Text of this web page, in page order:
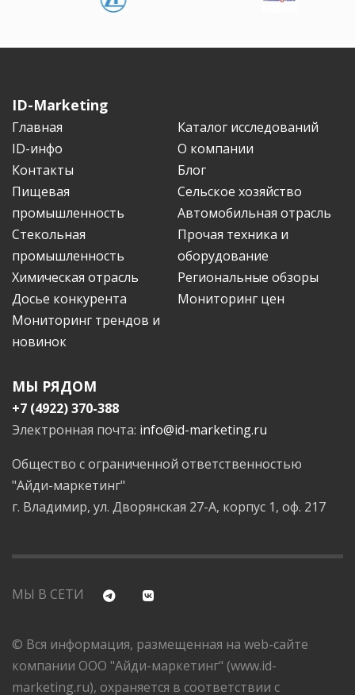
ID-Marketing
Главная
Каталог исследований
ID-инфо
О компании
Контакты
Блог
Пищевая
промышленность
Сельское хозяйство
Автомобильная отрасль
Стекольная
промышленность
Прочая техника и
оборудование
Химическая отрасль
Региональные обзоры
Досье конкурента
Мониторинг цен
Мониторинг трендов и
новинок
МЫ РЯДОМ
+7 (4922) 370-388
Электронная почта: info@id-marketing.ru
Общество с ограниченной ответственностью
"Айди-маркетинг"
г. Владимир, ул. Дворянская 27-А, корпус 1, оф. 217
МЫ В СЕТИ
© Вся информация, размещенная на web-сайте
компании ООО "Айди-маркетинг" (www.id-
marketing.ru), охраняется в соответствии с